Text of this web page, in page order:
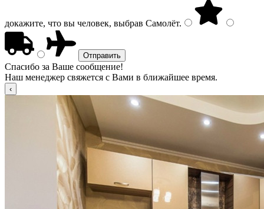
докажите, что вы человек, выбрав Самолёт.
Спасибо за Ваше сообщение!
Наш менеджер свяжется с Вами в ближайшее время.